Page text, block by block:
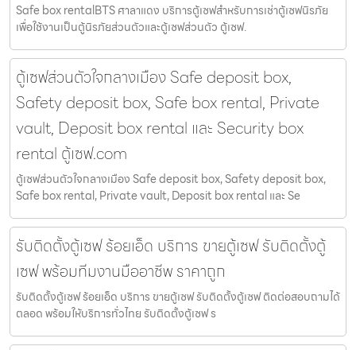
Safe box rentalBTS ศาลาแดง บริการตู้เซฟสำหรับการเช่าตู้เซฟนิรภัย
เพื่อใช้งานเป็นตู้นิรภัยส่วนตัวและตู้เซฟส่วนตัว ตู้เซฟ.
ตู้เซฟส่วนตัวใจกลางเมือง Safe deposit box,
Safety deposit box, Safe box rental, Private
vault, Deposit box rental และ Security box
rental ตู้เซฟ.com
ตู้เซฟส่วนตัวใจกลางเมือง Safe deposit box, Safety deposit box,
Safe box rental, Private vault, Deposit box rental และ Se
รับติดตั้งตู้เซฟ ร้อยเอ็ด บริการ ขายตู้เซฟ รับติดตั้งตู้
เซฟ พร้อมทีมงานมืออาชีพ ราคาถูก
รับติดตั้งตู้เซฟ ร้อยเอ็ด บริการ ขายตู้เซฟ รับติดตั้งตู้เซฟ ติดต่อสอบถามได้
ตลอด พร้อมให้บริการทั่วไทย รับติดตั้งตู้เซฟ ร